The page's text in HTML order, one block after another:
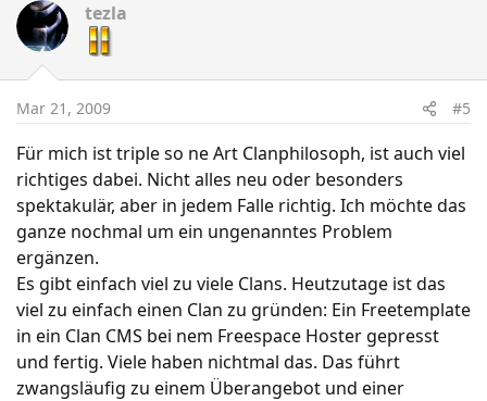
tezla
Mar 21, 2009 #5
Für mich ist triple so ne Art Clanphilosoph, ist auch viel
richtiges dabei. Nicht alles neu oder besonders
spektakulär, aber in jedem Falle richtig. Ich möchte das
ganze nochmal um ein ungenanntes Problem
ergänzen.
Es gibt einfach viel zu viele Clans. Heutzutage ist das
viel zu einfach einen Clan zu gründen: Ein Freetemplate
in ein Clan CMS bei nem Freespace Hoster gepresst
und fertig. Viele haben nichtmal das. Das führt
zwangsläufig zu einem Überangebot und einer